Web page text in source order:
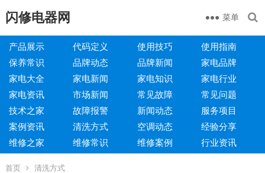
闪修电器网 菜单
产品展示 代码定义 使用技巧
使用指南
保养常识
品牌动态 品牌新闻
家电品牌
家电大全
家电新闻 家电知识
家电行业
家电资讯
市场新闻 常见故障
常见问题
技术之家
故障报警 新闻动态
服务项目
案例资讯
清洗方式 空调动态
经验分享
维修之家
维修常识 维修案例 行业资讯
首页 清洗方式